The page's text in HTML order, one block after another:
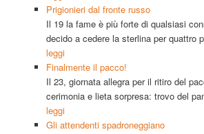
Prigionieri dal fronte russo
Il 19 la fame è più forte di qualsiasi
decido a cedere la sterlina per quattro
leggi
Finalmente il pacco!
Il 23, giornata allegra per il ritiro del
cerimonia e lieta sorpresa: trovo del
leggi
Gli attendenti spadroneggiano